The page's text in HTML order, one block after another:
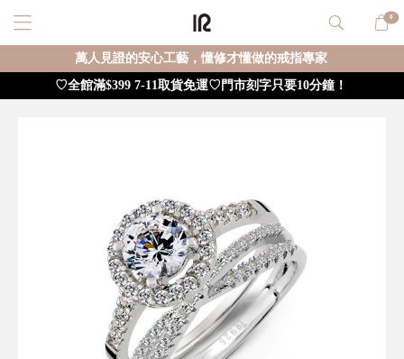
0
萬人見證的安心工藝，懂修才懂做的戒指專家
♡全館滿$399 7-11取貨免運♡門市刻字只要10分鐘！